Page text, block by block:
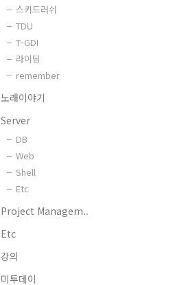
스키드러쉬
TDU
T-GDI
라이딩
remember
노래이야기
Server
DB
Web
Shell
Etc
Project Managem..
Etc
강의
미투데이